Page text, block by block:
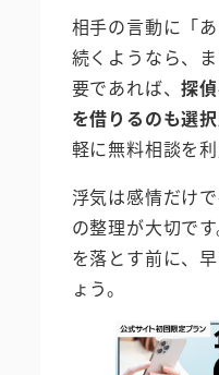
相手の言動に「
続くようなら、
要であれば、探
を借りるのも選
軽に無料相談を
浮気は感情だけ
の整理が大切で
を落とす前に、
ょう。